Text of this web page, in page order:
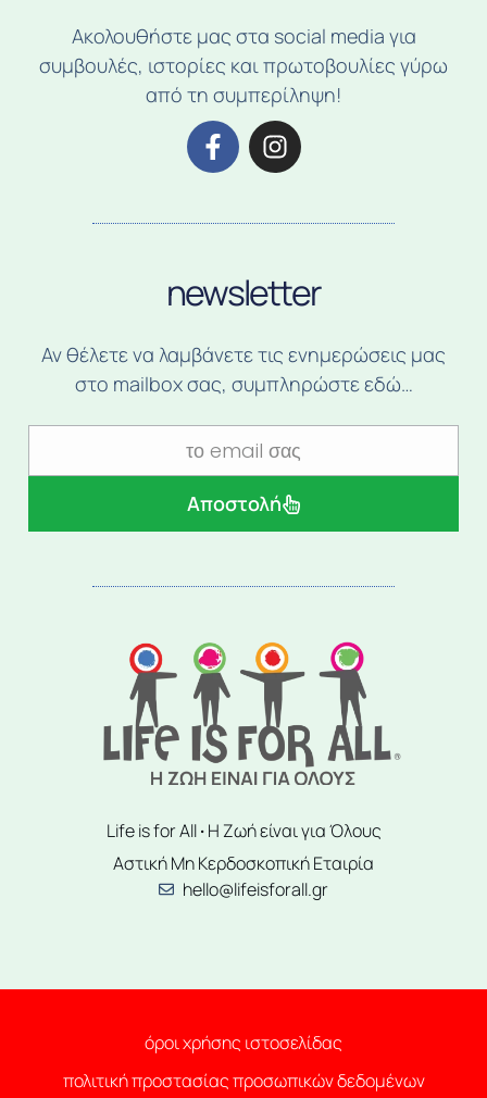
Ακολουθήστε μας στα social media για
συμβουλές, ιστορίες και πρωτοβουλίες γύρω
από τη συμπερίληψη!
newsletter
Αν θέλετε να λαμβάνετε τις ενημερώσεις μας
στο mailbox σας, συμπληρώστε εδώ…
Αποστολή
Life is for All·Η Ζωή είναι για Όλους
Αστική Μη Κερδοσκοπική Εταιρία
hello@lifeisforall.gr
όροι χρήσης ιστοσελίδας
πολιτική προστασίας προσωπικών δεδομένων